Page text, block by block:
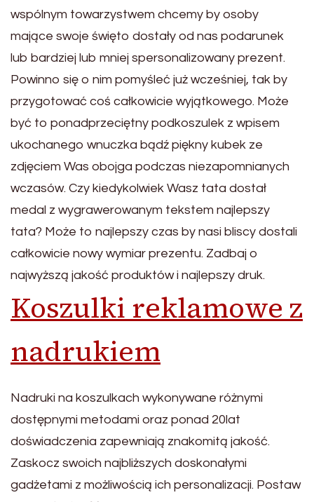
wspólnym towarzystwem chcemy by osoby
mające swoje święto dostały od nas podarunek
lub bardziej lub mniej spersonalizowany prezent.
Powinno się o nim pomyśleć już wcześniej, tak by
przygotować coś całkowicie wyjątkowego. Może
być to ponadprzeciętny podkoszulek z wpisem
ukochanego wnuczka bądź piękny kubek ze
zdjęciem Was obojga podczas niezapomnianych
wczasów. Czy kiedykolwiek Wasz tata dostał
medal z wygrawerowanym tekstem najlepszy
tata? Może to najlepszy czas by nasi bliscy dostali
całkowicie nowy wymiar prezentu. Zadbaj o
najwyższą jakość produktów i najlepszy druk.
Koszulki reklamowe z
nadrukiem
Nadruki na koszulkach wykonywane różnymi
dostępnymi metodami oraz ponad 20lat
doświadczenia zapewniają znakomitą jakość.
Zaskocz swoich najbliższych doskonałymi
gadżetami z możliwością ich personalizacji. Postaw